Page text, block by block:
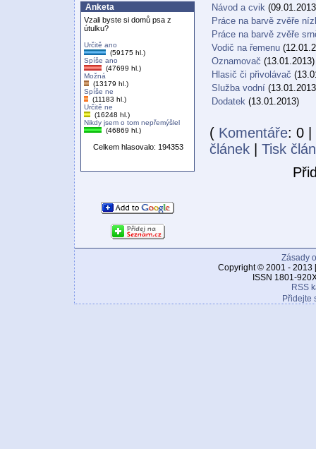
Anketa
Vzali byste si domů psa z
útulku?
Určitě ano
(59175 hl.)
Spíše ano
(47699 hl.)
Možná
(13179 hl.)
Spíše ne
(11183 hl.)
Určitě ne
(16248 hl.)
Nikdy jsem o tom nepřemýšlel
(46869 hl.)
Celkem hlasovalo: 194353
Návod a cvik
Práce na barvě zvěře
Práce na barvě zvěře
Vodič na řemenu
Oznamovač (13.01.2013)
Hlasič či přivolávač
Služba vodní
Dodatek (13.01.2013)
( Komentáře: 0 |
článek
Tisk
Zásady
Copyright © 2001 - 2013
ISSN 1801-
RSS
Přidejte